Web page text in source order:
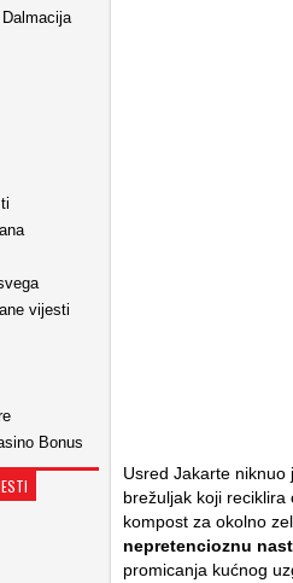
vijesti
Bonus
Usred Jakarte niknuo
brežuljak koji
kompost za okolno
nepretencioznu
promicanja kućnog